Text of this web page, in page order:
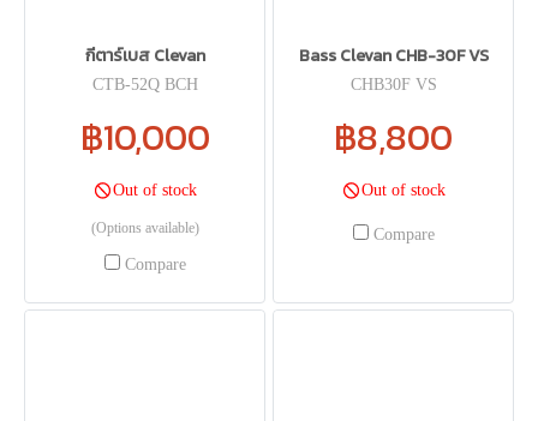
กีตาร์เบส Clevan
CTB-52Q BCH
฿10,000
Out of stock
(Options available)
Compare
Bass Clevan CHB-30F VS
CHB30F VS
฿8,800
Out of stock
Compare